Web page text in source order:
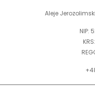
Aleje
NIP:
Zapraszamy do